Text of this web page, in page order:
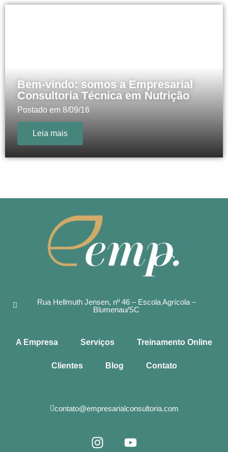
Bem-vindo: somos a Empresarial
Consultoria Técnica em Nutrição
Postado em 8/09/16
Leia mais
Rua Hellmuth Jensen, nº 46 – Escola Agrícola –
Blumenau/SC
A Empresa Serviços Treinamento Online
Clientes Blog Contato
contato@empresarialconsultoria.com